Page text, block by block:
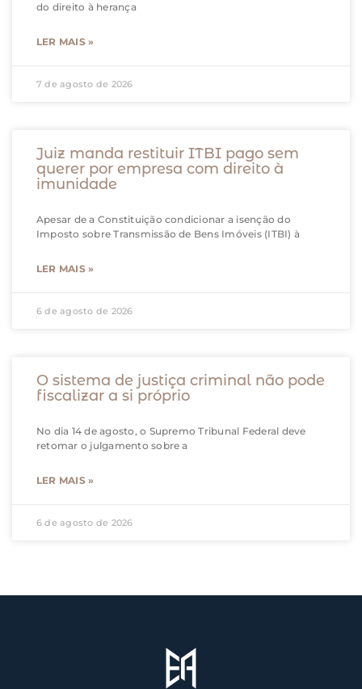
do direito à herança
LER MAIS »
7 de agosto de 2026
Juiz manda restituir ITBI pago sem
querer por empresa com direito à
imunidade
Apesar de a Constituição condicionar a isenção do
Imposto sobre Transmissão de Bens Imóveis (ITBI) à
LER MAIS »
6 de agosto de 2026
O sistema de justiça criminal não pode
fiscalizar a si próprio
No dia 14 de agosto, o Supremo Tribunal Federal deve
retomar o julgamento sobre a
LER MAIS »
6 de agosto de 2026